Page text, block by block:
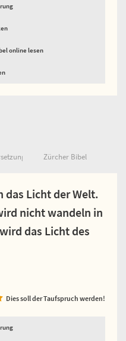
online lesen
Zürcher Bibel
das Licht der Welt.
nicht wandeln in
das Licht des
Dies soll der Taufspruch werden!